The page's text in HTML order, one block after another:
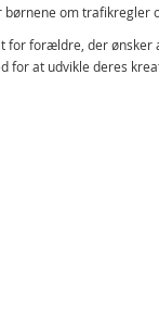
om trafikregler
for forældre, der ønsker
for at udvikle deres